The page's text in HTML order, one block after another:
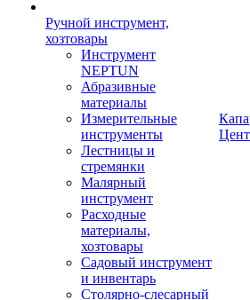
Ручной инструмент,
хозтовары
Инструмент
NEPTUN
Абразивные
материалы
Измерительные
инструменты
Лестницы и
стремянки
Малярный
инструмент
Расходные
материалы,
хозтовары
Садовый инструмент
и инвентарь
Столярно-слесарный